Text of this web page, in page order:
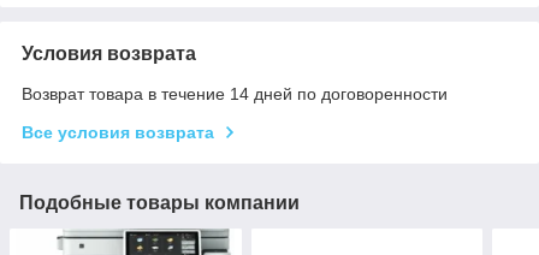
Условия возврата
Возврат товара в течение 14 дней по договоренности
Все условия возврата
Подобные товары компании